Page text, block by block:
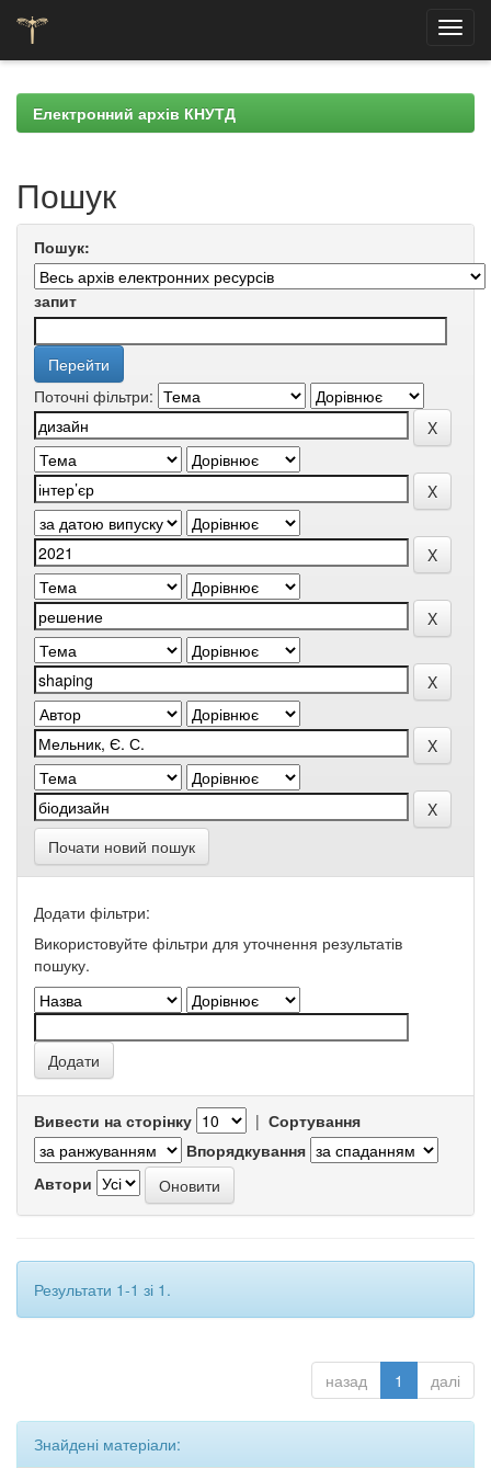
navigationЕлектронний архів КНУТД
Пошук
Пошук:
запит
Поточні фільтри:
Почати новий пошук
Додати фільтри:
Використовуйте фільтри для уточнення результатів
пошуку.
Вивести на сторінку | Сортування
Впорядкування
Автори
Результати 1-1 зі 1.
назад 1 далі
Знайдені матеріали: